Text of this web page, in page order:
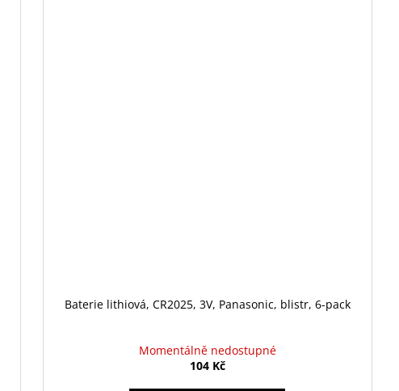
Baterie lithiová, CR2025, 3V, Panasonic, blistr, 6-pack
Momentálně nedostupné
104 Kč